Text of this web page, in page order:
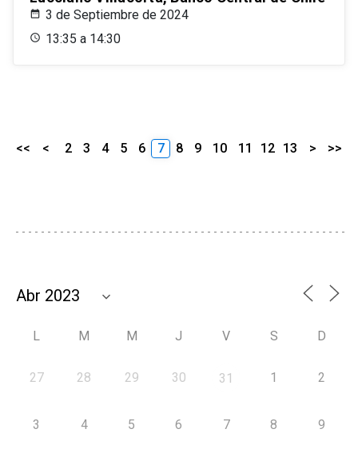
3 de Septiembre de 2024
13:35 a 14:30
<< < 2 3 4 5 6 7 8 9 10 11 12 13 > >>
L M M J V S D
27 28 29 30 31 1 2
3 4 5 6 7 8 9